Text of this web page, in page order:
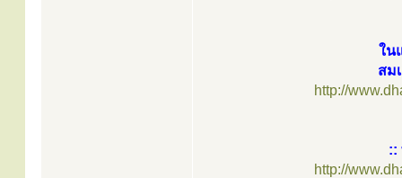
ใน
สม
http://
::
http://